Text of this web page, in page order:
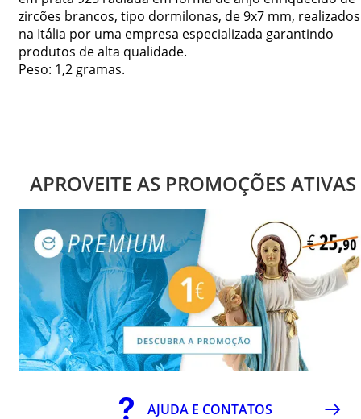
zircões brancos, tipo dormilonas, de 9x7 mm, realizados
na Itália por uma empresa especializada garantindo
produtos de alta qualidade.
Peso: 1,2 gramas.
APROVEITE AS PROMOÇÕES ATIVAS
AJUDA E CONTATOS